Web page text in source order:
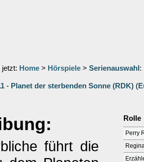
jetzt: Home > Hörspiele > Serienauswahl :
- Planet der sterbenden Sonne (RDK) (
führt die
Rolle
Perry